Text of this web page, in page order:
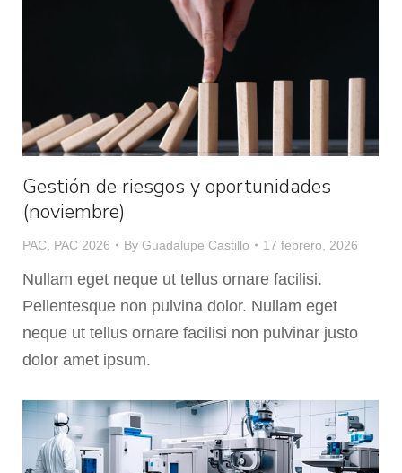
Gestión de riesgos y oportunidades
(noviembre)
PAC PAC 2026 By Guadalupe Castillo 17 febrero, 2026
Nullam eget neque ut tellus ornare facilisi.
Pellentesque non pulvina dolor. Nullam eget
neque ut tellus ornare facilisi non pulvinar justo
dolor amet ipsum.